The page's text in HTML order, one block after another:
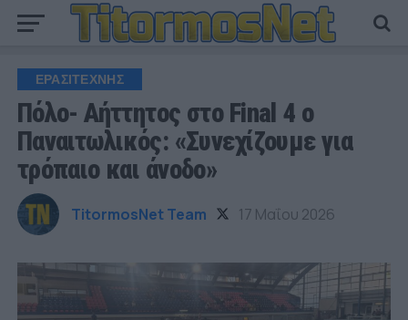
ΕΡΑΣΙΤΕΧΝΗΣ
Πόλο- Αήττητος στο Final 4 ο
Παναιτωλικός: «Συνεχίζουμε για
τρόπαιο και άνοδο»
TitormosNet Team 17 Μαΐου 2026